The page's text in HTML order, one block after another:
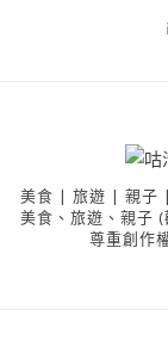
美食 | 旅遊 | 親子
美食、旅遊、親子
尊重創作